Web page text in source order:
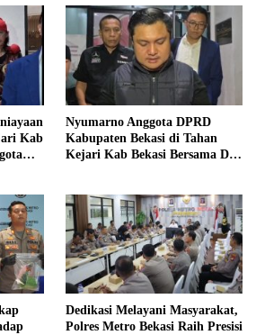
Kab
Nyumarno Anggota DPRD
Kabupaten Bekasi di Tahan
Kejari Kab Bekasi Bersama Dua
Dedikasi Melayani Masyarakat,
Polres Metro Bekasi Raih Presisi